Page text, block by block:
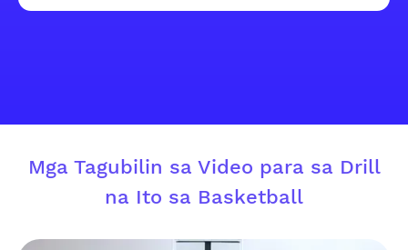
Mga Tagubilin sa Video para sa Drill
na Ito sa Basketball